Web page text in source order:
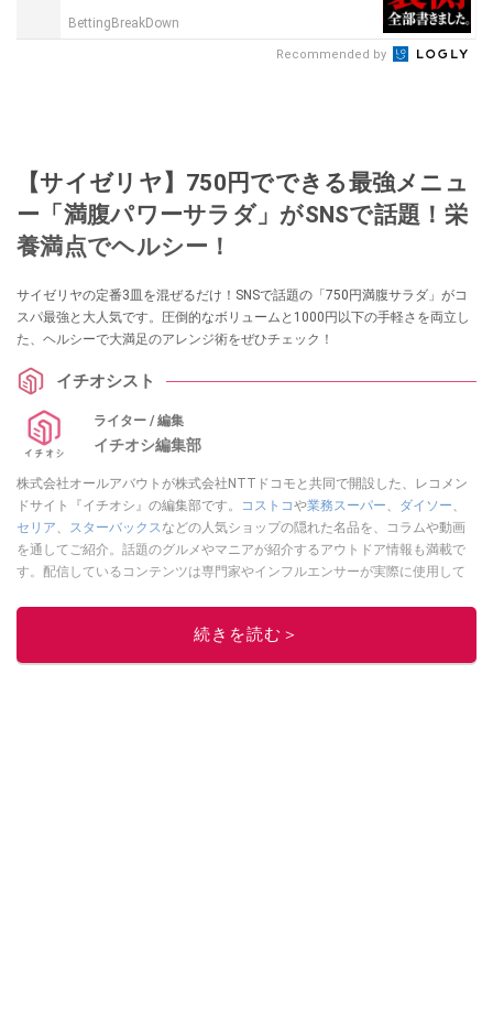
BettingBreakDown
Recommended by
【サイゼリヤ】750円でできる最強メニュ
ー「満腹パワーサラダ」がSNSで話題！栄
養満点でヘルシー！
サイゼリヤの定番3皿を混ぜるだけ！SNSで話題の「750円満腹サラダ」がコ
スパ最強と大人気です。圧倒的なボリュームと1000円以下の手軽さを両立し
た、ヘルシーで大満足のアレンジ術をぜひチェック！
イチオシスト
ライター / 編集
イチオシ編集部
株式会社オールアバウトが株式会社NTTドコモと共同で開設した、レコメン
ドサイト『イチオシ』の編集部です。
コストコや業務スーパー、 ダイソー、
セリア、 スターバックスなどの人気ショップの隠れた名品を、コラムや動画
を通してご紹介。話題のグルメやマニアが紹介するアウトドア情報も満載で
す。配信しているコンテンツは専門家やインフルエンサーが実際に使用して
ニュースでフォロー
続きを読む＞